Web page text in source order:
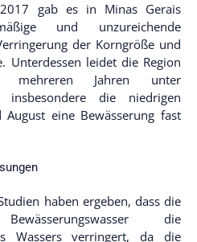
gab es in Minas Gerais
und unzureichende
der Korngröße und
Unterdessen leidet die Region
mehreren Jahren unter
insbesondere die niedrigen
eine Bewässerung fast
haben ergeben, dass die
die
Wassers verringert, da die